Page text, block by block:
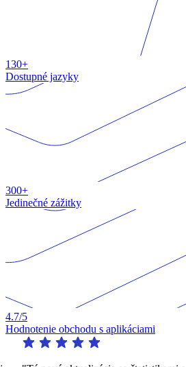
130+
Dostupné jazyky
300+
Jedinečné zážitky
4.7/5
Hodnotenie obchodu s aplikáciami